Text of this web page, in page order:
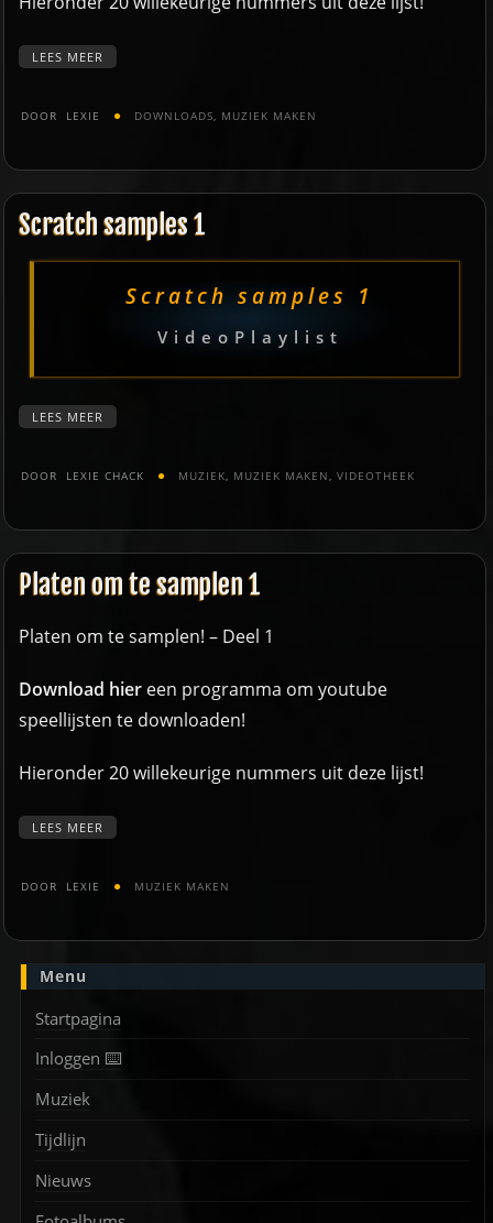
LEES MEER
DOOR LEXIE DOWNLOADS MUZIEK MAKEN
Scratch samples 1
Scratch samples 1
VideoPlaylist
LEES MEER
DOOR LEXIE CHACK MUZIEK, MUZIEK MAKEN, VIDEOTHEEK
Platen om te samplen 1
Platen om te samplen! – Deel 1
Download hier een programma om youtube
speellijsten te downloaden!
Hieronder 20 willekeurige nummers uit deze lijst!
LEES MEER
DOOR LEXIE MUZIEK MAKEN
Menu
Startpagina
Inloggen ⌨️
Muziek
Tijdlijn
Nieuws